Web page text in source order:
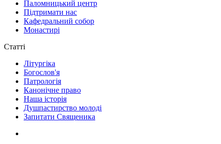
Паломницький центр
Підтримати нас
Кафедральний собор
Монастирі
Статті
Літургіка
Богослов'я
Патрологія
Канонічне право
Наша історія
Душпастирство молоді
Запитати Священика